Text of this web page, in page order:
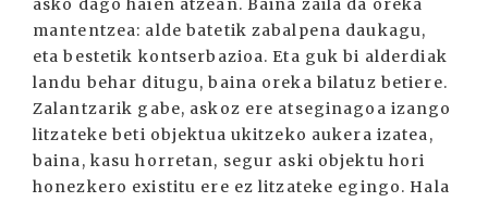
asko dago haien atzean. Baina zaila da oreka
mantentzea: alde batetik zabalpena daukagu,
eta bestetik kontserbazioa. Eta guk bi alderdiak
landu behar ditugu, baina oreka bilatuz betiere.
Zalantzarik gabe, askoz ere atseginagoa izango
litzateke beti objektua ukitzeko aukera izatea,
baina, kasu horretan, segur aski objektu hori
honezkero existitu ere ez litzateke egingo. Hala